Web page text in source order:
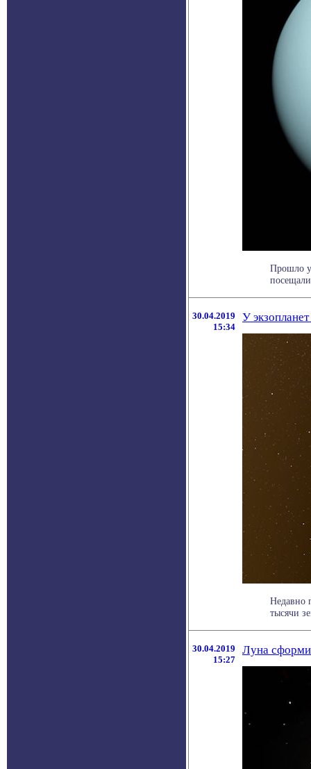
Прошло
30.04.2019
15:34
У
Недавно
тысячи
30.04.2019
15:27
Луна